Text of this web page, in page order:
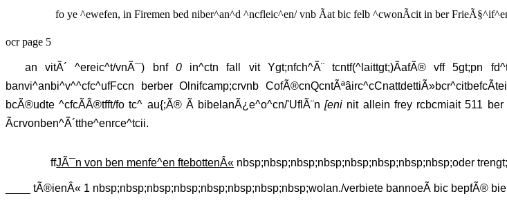
fo ye ^ewefen, in Firemen bed niber^an^d ^ncfleic^en/ vnb Ãat bic felb ^cwonÃcit in ber
ocr page 5
an vitÃ´ ^ereic^t/vnÃ¯) bnf 0in^ctn fall vit Ygt;nfch^Ã¨ tcntf(^laittgt;)ÃafÃ® vff 5gt;pn
banvi^anbi^v^^cfc^ufFccn berber Olnifcamp;crvnb
bcÃ®udte ^cfcÃÃ®tfft/fo tc^ au{;Ã® Ã bibelanÃ¿e^o^cn/'UflÃ¨n[eni nit allein frey rcbcmiait 511 ber
Ãcrvonben^Ã´tthe^enrce^tcii.
ffJÃ¯n von ben menfe^en ftebottenÂ« nbsp;nbsp;nbsp;nbsp;nbsp;nbsp;nbsp;nbsp;oder trengt;
____ tÃ®ienÂ« 1 nbsp;nbsp;nbsp;nbsp;nbsp;nbsp;nbsp;nbsp;wolan./verbiete bannoeÃ bic bepfÃ® bie